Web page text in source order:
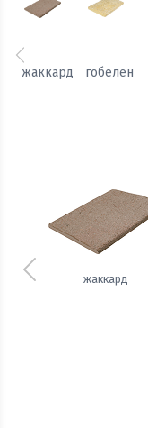
жаккард гобелен
Предыдущий
жаккард
Предыдущий